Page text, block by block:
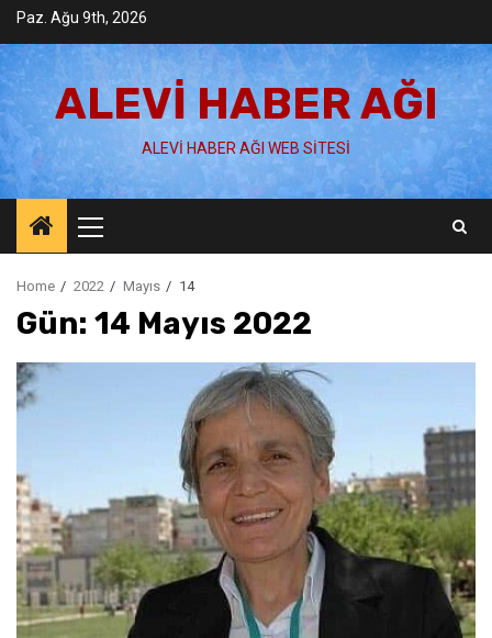
Skip
content
Paz. Ağu 9th, 2026
ALEVI HABER AĞI
ALEVI HABER AĞI WEB SITESI
Menu
Home 2022 Mayıs 14
Gün: 14 Mayıs 2022